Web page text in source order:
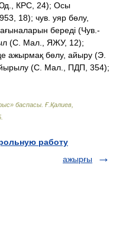
КРС, 24); Осы
18); чув. уяр бөлу,
береді (Чув.-
(С. Мал., ЯЖУ, 12);
ажырмақ бөлу, айыру (Э.
(С. Мал., ПДП, 354);
баспасы Ғ.Қалиев,
работу
ажырғы